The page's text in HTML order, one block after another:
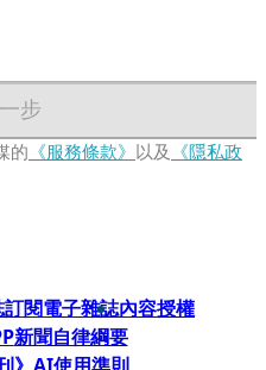
步
的 《服務條款》 以及 《隱私政
訂閱電子雜誌內容授權
新聞自律綱要